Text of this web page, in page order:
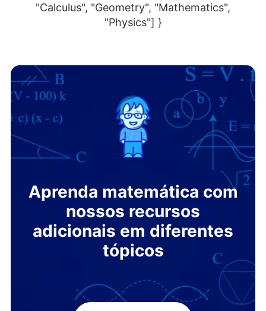
"Calculus", "Geometry", "Mathematics",
"Physics"] }
Aprenda matemática com
nossos recursos
adicionais em diferentes
tópicos